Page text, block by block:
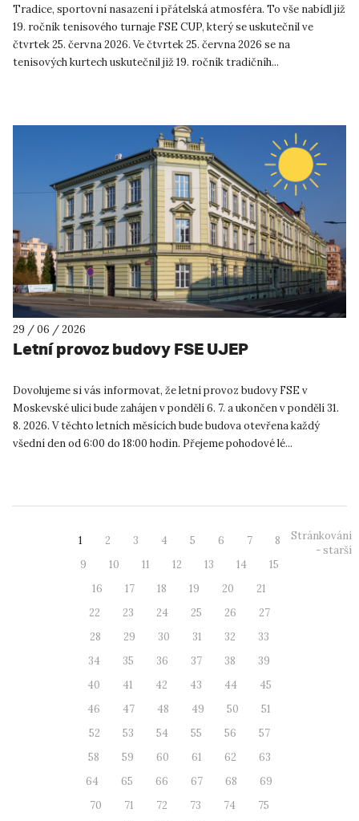
Tradice, sportovní nasazení i přátelská atmosféra. To vše nabídl již
19. ročník tenisového turnaje FSE CUP, který se uskutečnil ve
čtvrtek 25. června 2026. Ve čtvrtek 25. června 2026 se na
tenisových kurtech uskutečnil již 19. ročník tradičníh...
29 / 06 / 2026
Letní provoz budovy FSE UJEP
Dovolujeme si vás informovat, že letní provoz budovy FSE v
Moskevské ulici bude zahájen v pondělí 6. 7. a ukončen v pondělí 31.
8. 2026. V těchto letních měsících bude budova otevřena každý
všední den od 6:00 do 18:00 hodin. Přejeme pohodové lé...
1 2 3 4 5 6 7
8
9
10 11 12 13 14
15
16
17 18 19 20
21
22
23 24 25 26
27
28
29 30 31 32
33
34
35 36 37 38
39
40
41 42 43 44
45
46
47 48 49 50
51
52
53 54 55 56
57
58
59 60 61 62
63
64
65 66 67 68
69
70
71 72 73 74
75
Stránkování
- starší